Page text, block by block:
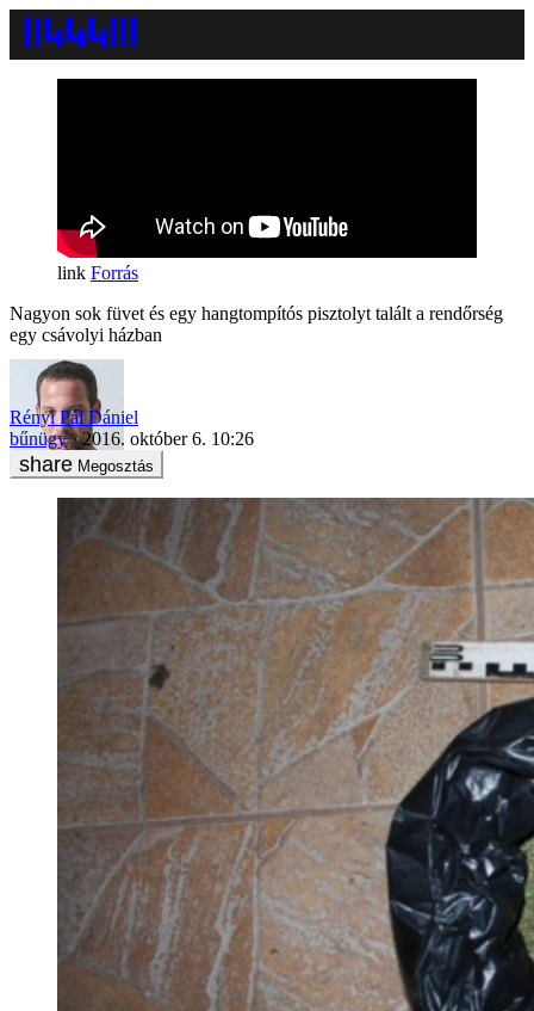
Forrás
Nagyon sok füvet és egy hangtompítós pisztolyt talált a rendőrség
egy csávolyi házban
Rényi Pál Dániel
bűnügy
2016. október 6. 10:26
Megosztás